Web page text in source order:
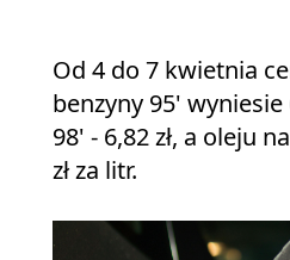
Od 4 do 7 kwietnia
benzyny 95' wyniesie
98' - 6,82 zł, a oleju
zł za litr.